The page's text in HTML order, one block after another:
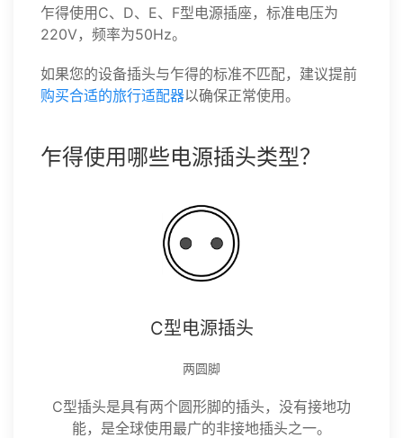
乍得使用C、D、E、F型电源插座，标准电压为
220V，频率为50Hz。
如果您的设备插头与乍得的标准不匹配，建议提前
购买合适的旅行适配器以确保正常使用。
乍得使用哪些电源插头类型？
C型电源插头
两圆脚
C型插头是具有两个圆形脚的插头，没有接地功
能，是全球使用最广的非接地插头之一。